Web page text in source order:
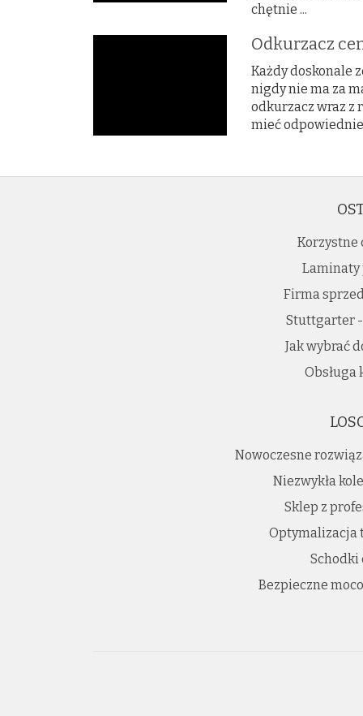
chętnie ...
Odkurzacz
Każdy doskonale
nigdy nie ma za
odkurzacz wraz z
mieć
Korzystne
Laminaty
Firma
Stuttgarter -
Jak wybrać
Obsługa
Nowoczesne
Niezwykła
Sklep z
Optymalizacja
Schodki
Bezpieczne